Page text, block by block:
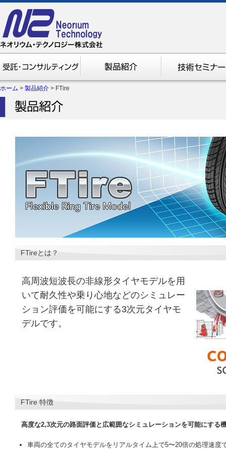
ホーム > 製品紹介 > FTire
FTireとは？
高周波短波長の非線形タイヤモデルを用
いて耐久性や乗り心地などのシミュレー
ション評価を可能にする3次元タイヤモ
デルです。
FTire 特徴
高度な2,3次元の路面評価と広範囲なシミュレーションを可能にする
車両の全てのタイヤモデルをリアルタイム上で5〜20倍の処理速度